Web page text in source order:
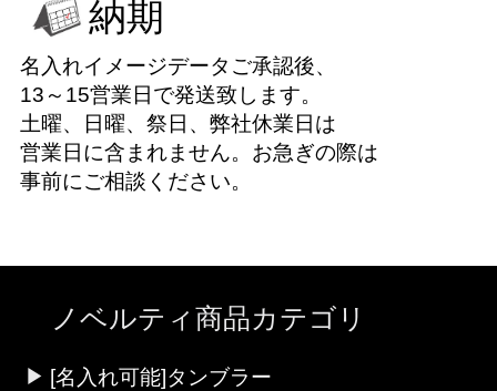
納期
名入れイメージデータご承認後、
13～15営業日で発送致します。
土曜、日曜、祭日、弊社休業日は
営業日に含まれません。お急ぎの際は
事前にご相談ください。
ノベルティ商品カテゴリ
[名入れ可能]タンブラー